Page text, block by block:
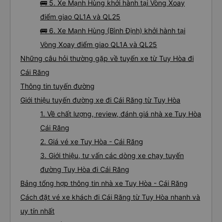
🚌 5. Xe Mạnh Hùng khởi hành tại Vòng Xoay
điểm giao QL1A và QL25
🚌 6. Xe Mạnh Hùng (Bình Định) khởi hành tại
Vòng Xoay điểm giao QL1A và QL25
Những câu hỏi thường gặp về tuyến xe từ Tuy Hòa đi
Cái Răng
Thông tin tuyến đường
Giới thiệu tuyến đường xe đi Cái Răng từ Tuy Hòa
1. Về chất lượng, review, đánh giá nhà xe Tuy Hòa
Cái Răng
2. Giá vé xe Tuy Hòa - Cái Răng
3. Giới thiệu, tư vấn các dòng xe chạy tuyến
đường Tuy Hòa đi Cái Răng
Bảng tổng hợp thông tin nhà xe Tuy Hòa - Cái Răng
Cách đặt vé xe khách đi Cái Răng từ Tuy Hòa nhanh và
uy tín nhất